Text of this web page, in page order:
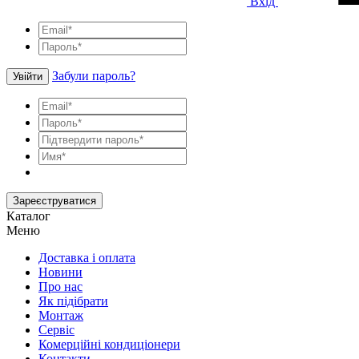
Увійти Забули пароль?
Зареєструватися
Каталог
Меню
Доставка і оплата
Новини
Про нас
Як підібрати
Монтаж
Сервіс
Комерційні кондиціонери